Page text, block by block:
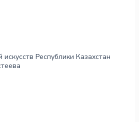
Республики Казахстан